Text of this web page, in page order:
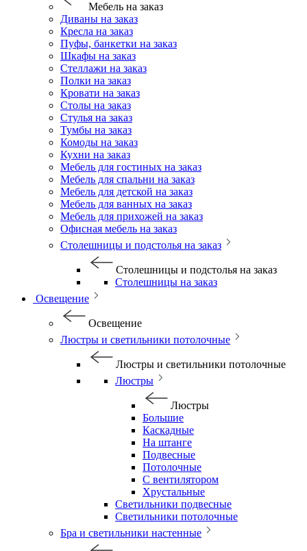
Мебель на заказ
Диваны на заказ
Кресла на заказ
Пуфы, банкетки на заказ
Шкафы на заказ
Стеллажи на заказ
Полки на заказ
Кровати на заказ
Столы на заказ
Стулья на заказ
Тумбы на заказ
Комоды на заказ
Кухни на заказ
Мебель для гостиных на заказ
Мебель для спальни на заказ
Мебель для детской на заказ
Мебель для ванных на заказ
Мебель для прихожей на заказ
Офисная мебель на заказ
Столешницы и подстолья на заказ
Столешницы и подстолья на заказ
Столешницы на заказ
Освещение
Освещение
Люстры и светильники потолочные
Люстры и светильники потолочные
Люстры
Люстры
Большие
Каскадные
На штанге
Подвесные
Потолочные
С вентилятором
Хрустальные
Светильники подвесные
Светильники потолочные
Бра и светильники настенные